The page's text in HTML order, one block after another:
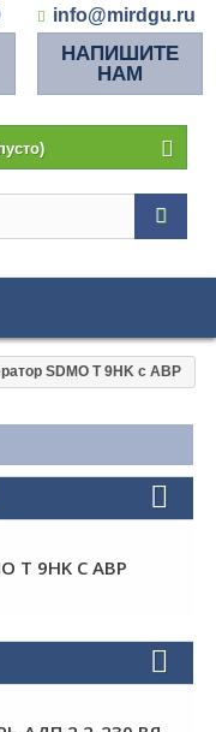
info@mirdgu.ru
НАПИШИТЕ
НАМ
SDMO T 9HK с АВР
T 9HK С АВР